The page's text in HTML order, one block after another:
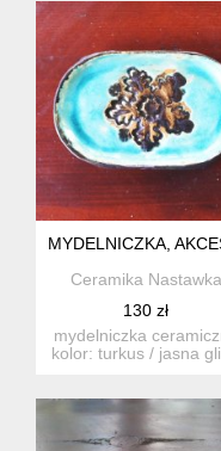
MYDELNICZKA,
Ceramika Nastawka
130 zł
mydelniczka
kolor: turkus / jasna